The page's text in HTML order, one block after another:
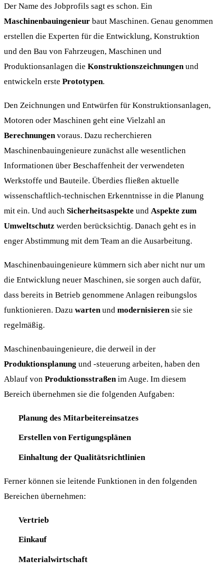
Der Name des Jobprofils sagt es schon. Ein
Maschinenbauingenieur baut Maschinen. Genau genommen
erstellen die Experten für die Entwicklung, Konstruktion
und den Bau von Fahrzeugen, Maschinen und
Produktionsanlagen die Konstruktionszeichnungen und
entwickeln erste Prototypen.
Den Zeichnungen und Entwürfen für Konstruktionsanlagen,
Motoren oder Maschinen geht eine Vielzahl an
Berechnungen voraus. Dazu recherchieren
Maschinenbauingenieure zunächst alle wesentlichen
Informationen über Beschaffenheit der verwendeten
Werkstoffe und Bauteile. Überdies fließen aktuelle
wissenschaftlich-technischen Erkenntnisse in die Planung
mit ein. Und auch Sicherheitsaspekte und Aspekte zum
Umweltschutz werden berücksichtig. Danach geht es in
enger Abstimmung mit dem Team an die Ausarbeitung.
Maschinenbauingenieure kümmern sich aber nicht nur um
die Entwicklung neuer Maschinen, sie sorgen auch dafür,
dass bereits in Betrieb genommene Anlagen reibungslos
funktionieren. Dazu wartenund modernisierensie sie
regelmäßig.
Maschinenbauingenieure, die derweil in der
Produktionsplanung und -steuerung arbeiten, haben den
Ablauf von Produktionsstraßenim Auge. Im diesem
Bereich übernehmen sie die folgenden Aufgaben:
Planung des Mitarbeitereinsatzes
Erstellen von Fertigungsplänen
Einhaltung der Qualitätsrichtlinien
Ferner können sie leitende Funktionen in den folgenden
Bereichen übernehmen:
Vertrieb
Einkauf
Materialwirtschaft